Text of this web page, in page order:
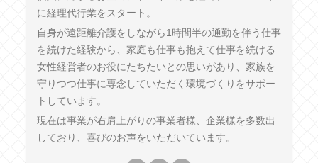
に経理代行業をスタート。
自身が遠距離介護をしながら1時間半の通勤を伴う仕事
を続けた経験から、家庭も仕事も抱えて仕事を続ける
女性経営者のお役にたちたいとの思いがあり、家族を
守りつつ仕事に専念していただく環境づくりをサポー
トしています。
現在は事業が右肩上がりの事業者様、企業様を多数出
しており、喜びのお声をいただいています。